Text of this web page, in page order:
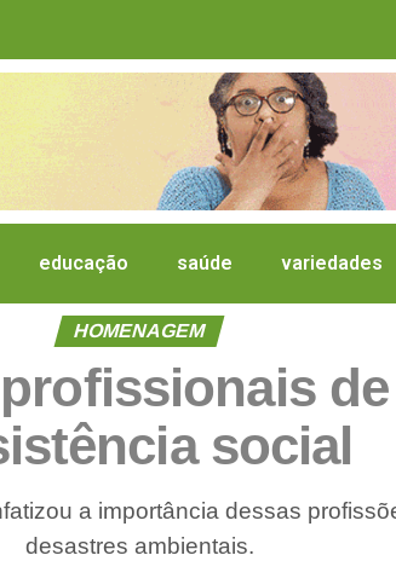
educação saúde variedades
HOMENAGEM
social
a importância dessas
desastres ambientais.